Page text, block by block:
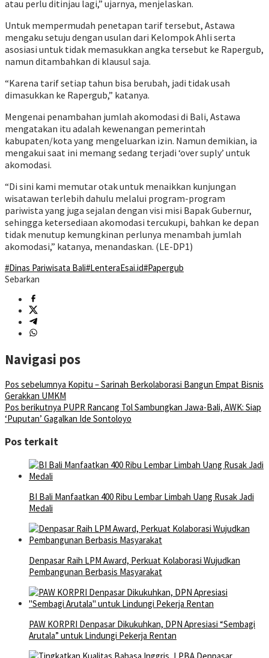
atau perlu ditinjau lagi,” ujarnya, menjelaskan.
Untuk mempermudah penetapan tarif tersebut, Astawa
mengaku setuju dengan usulan dari Kelompok Ahli serta
asosiasi untuk tidak memasukkan angka tersebut ke Rapergub,
namun ditambahkan di klausul saja.
“Karena tarif setiap tahun bisa berubah, jadi tidak usah
dimasukkan ke Rapergub,” katanya.
Mengenai penambahan jumlah akomodasi di Bali, Astawa
mengatakan itu adalah kewenangan pemerintah
kabupaten/kota yang mengeluarkan izin. Namun demikian, ia
mengakui saat ini memang sedang terjadi ‘over suply’ untuk
akomodasi.
“Di sini kami memutar otak untuk menaikkan kunjungan
wisatawan terlebih dahulu melalui program-program
pariwista yang juga sejalan dengan visi misi Bapak Gubernur,
sehingga ketersediaan akomodasi tercukupi, bahkan ke depan
tidak menutup kemungkinan perlunya menambah jumlah
akomodasi,” katanya, menandaskan. (LE-DP1)
#Dinas Pariwisata Bali#LenteraEsai.id#Papergub
Sebarkan
Navigasi pos
Pos sebelumnya Kopitu – Sarinah Berkolaborasi Bangun Empat Bisnis
Gerakkan UMKM
Pos berikutnya PUPR Rancang Tol Sambungkan Jawa-Bali, AWK: Siap
‘Puputan’ Gagalkan Ide Sontoloyo
Pos terkait
BI Bali Manfaatkan 400 Ribu Lembar Limbah Uang Rusak Jadi
Medali
Denpasar Raih LPM Award, Perkuat Kolaborasi Wujudkan
Pembangunan Berbasis Masyarakat
PAW KORPRI Denpasar Dikukuhkan, DPN Apresiasi “Sembagi
Arutala” untuk Lindungi Pekerja Rentan